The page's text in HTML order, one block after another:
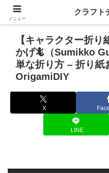
【キャラクター折
かげ🦎（Sumikko
単な折り方 – 折り紙
OrigamiDIY
X
LINE
メニュー
クラフト